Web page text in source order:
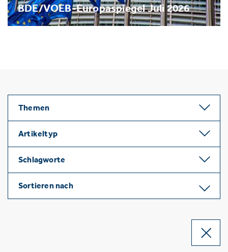
BDE/VOEB-Europaspiegel Juli 2026
Themen
Artikeltyp
Schlagworte
Sortieren nach